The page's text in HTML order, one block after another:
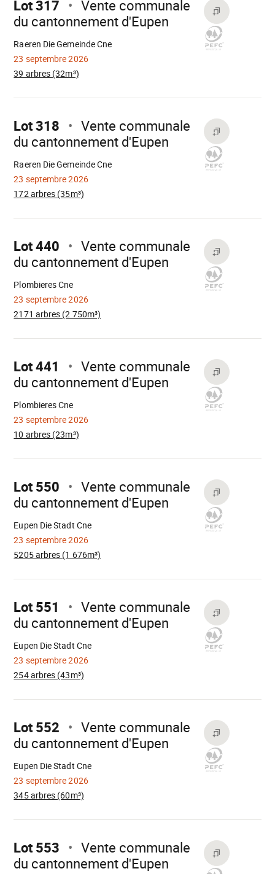
Lot 317
Vente communale
du cantonnement d'Eupen
23 septembre 2026
Raeren Die Gemeinde Cne
39 arbres (32m³)
Chargement
Aller
Lot 318
Vente communale
du cantonnement d'Eupen
23 septembre 2026
Raeren Die Gemeinde Cne
172 arbres (35m³)
Chargement
Aller
Lot 440
Vente communale
du cantonnement d'Eupen
23 septembre 2026
Plombieres Cne
2171 arbres (2 750m³)
Chargement
Aller
Lot 441
Vente communale
du cantonnement d'Eupen
23 septembre 2026
Plombieres Cne
10 arbres (23m³)
Chargement
Aller
Lot 550
Vente communale
du cantonnement d'Eupen
23 septembre 2026
Eupen Die Stadt Cne
5205 arbres (1 676m³)
Chargement
Aller
Lot 551
Vente communale
du cantonnement d'Eupen
23 septembre 2026
Eupen Die Stadt Cne
254 arbres (43m³)
Chargement
Aller
Lot 552
Vente communale
du cantonnement d'Eupen
23 septembre 2026
Eupen Die Stadt Cne
345 arbres (60m³)
Chargement
Aller
Lot 553
Vente communale
du cantonnement d'Eupen
Chargement